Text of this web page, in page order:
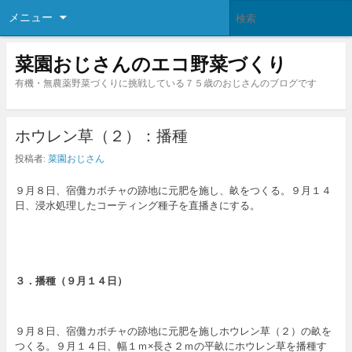
メニュー
菜園おじさんのエコ野菜づくり
有機・無農薬野菜づくりに挑戦している７５歳のおじさんのブログです
ホウレン草（２）：播種
投稿者: 菜園おじさん
９月８日、宿儺カボチャの跡地に元肥を施し、畝をつくる。９月１４
日、浸水処理したコーティング種子を直播きにする。
３．播種（９月１４日）
９月８日、宿儺カボチャの跡地に元肥を施しホウレン草（２）の畝を
つくる。９月１４日、幅１ｍ×長さ２ｍの平畝にホウレン草を播種す